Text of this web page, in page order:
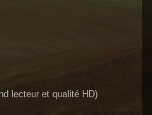
lecteur et qualité HD)